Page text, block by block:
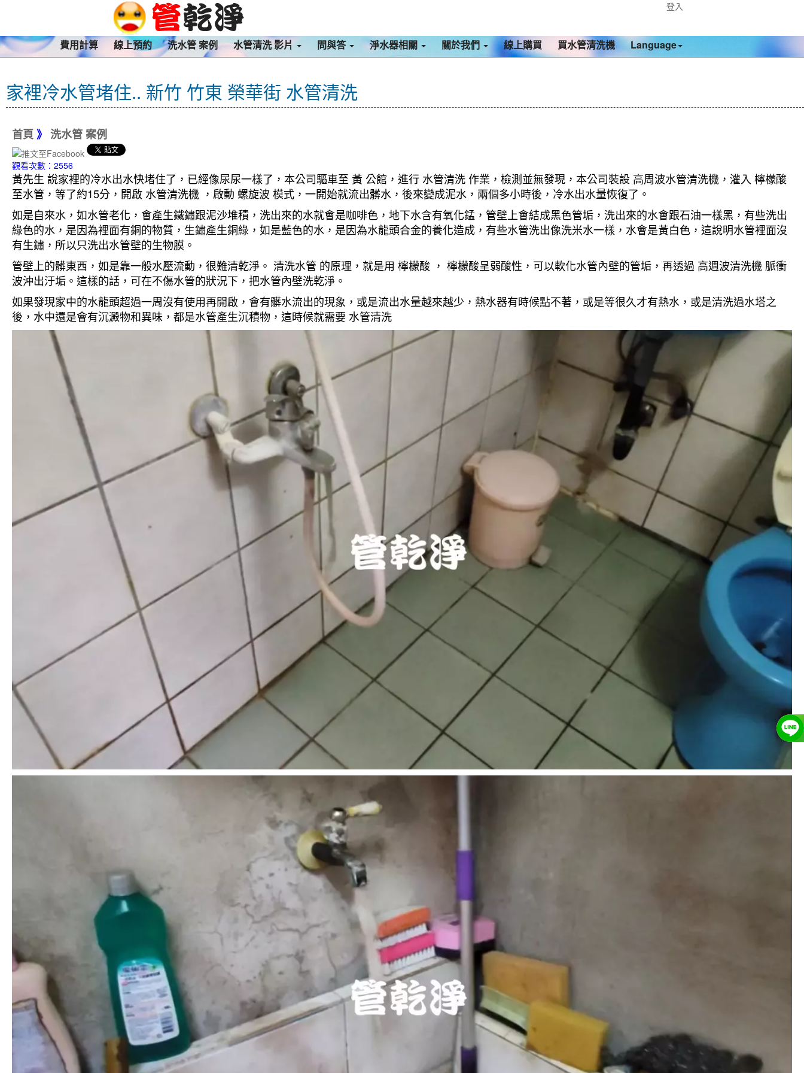
登入
費用計算 線上預約 洗水管 案例 水管清洗 影片 問與答 淨水器相關 關於我們 線上購買 買水管清洗機 Language
家裡冷水管堵住.. 新竹 竹東 榮華街 水管清洗
首頁 》 洗水管 案例
觀看次數：2556
黃先生 說家裡的冷水出水快堵住了，已經像尿尿一樣了，本公司驅車至 黃 公館，進行 水管清洗 作業，檢測並無發現，本公司裝設 高周波水管清洗機，灌入 檸檬酸
至水管，等了約15分，開啟 水管清洗機 ，啟動 螺旋波 模式，一開始就流出髒水，後來變成泥水，兩個多小時後，冷水出水量恢復了。
如是自來水，如水管老化，會產生鐵鏽跟泥沙堆積，洗出來的水就會是咖啡色，地下水含有氧化錳，管壁上會結成黑色管垢，洗出來的水會跟石油一樣黑，有些洗出
綠色的水，是因為裡面有銅的物質，生鏽產生銅綠，如是藍色的水，是因為水龍頭合金的養化造成，有些水管洗出像洗米水一樣，水會是黃白色，這說明水管裡面沒
有生鏽，所以只洗出水管壁的生物膜。
管壁上的髒東西，如是靠一般水壓流動，很難清乾淨。 清洗水管 的原理，就是用 檸檬酸 ， 檸檬酸呈弱酸性，可以軟化水管內壁的管垢，再透過 高週波清洗機 脈衝
波沖出汙垢。這樣的話，可在不傷水管的狀況下，把水管內壁洗乾淨。
如果發現家中的水龍頭超過一周沒有使用再開啟，會有髒水流出的現象，或是流出水量越來越少，熱水器有時候點不著，或是等很久才有熱水，或是清洗過水塔之
後，水中還是會有沉澱物和異味，都是水管產生沉積物，這時候就需要 水管清洗